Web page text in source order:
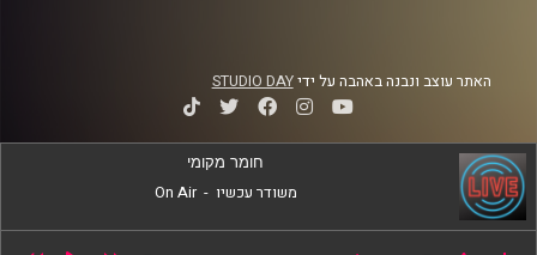
האתר עוצב ונבנה באהבה על ידיSTUDIO DAY
חומר מקומי
משודר עכשיו -
On Air